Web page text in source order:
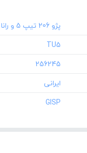
‎TU5
‎256245
‎GISP